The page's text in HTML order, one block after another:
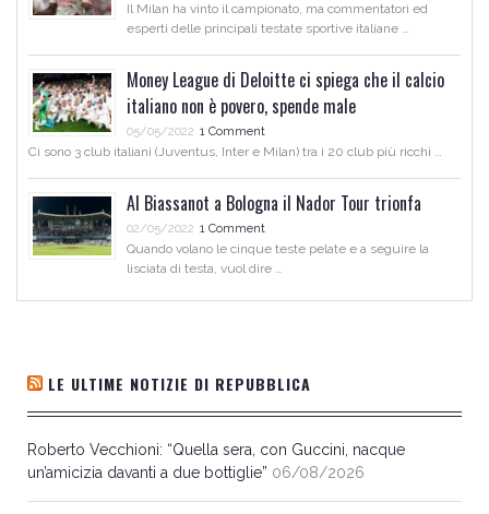
Il Milan ha vinto il campionato, ma commentatori ed
esperti delle principali testate sportive italiane …
Money League di Deloitte ci spiega che il calcio
italiano non è povero, spende male
05/05/2022 1 Comment
Ci sono 3 club italiani (Juventus, Inter e Milan) tra i 20 club più ricchi …
Al Biassanot a Bologna il Nador Tour trionfa
02/05/2022 1 Comment
Quando volano le cinque teste pelate e a seguire la
lisciata di testa, vuol dire …
LE ULTIME NOTIZIE DI REPUBBLICA
Roberto Vecchioni: “Quella sera, con Guccini, nacque
un’amicizia davanti a due bottiglie” 06/08/2026